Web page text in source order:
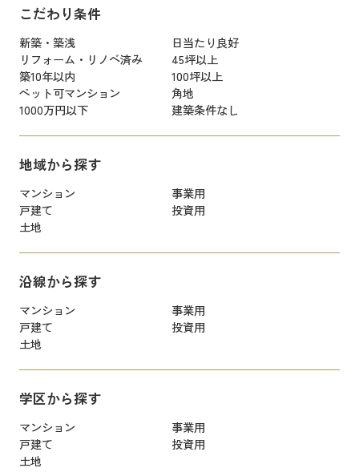
こだわり条件
新築・築浅
日当たり良好
リフォーム・リノベ済み
45坪以上
築10年以内
100坪以上
ペット可マンション
角地
1000万円以下
建築条件なし
地域から探す
マンション
事業用
戸建て
投資用
土地
沿線から探す
マンション
事業用
戸建て
投資用
土地
学区から探す
マンション
事業用
戸建て
投資用
土地